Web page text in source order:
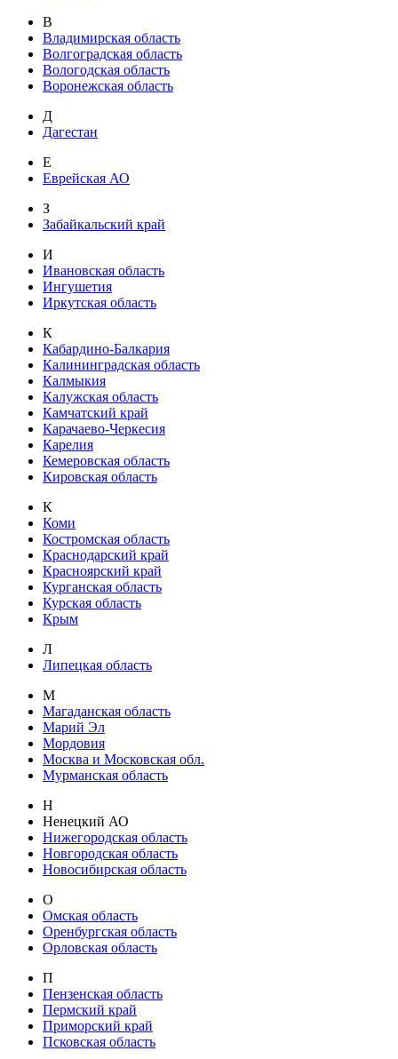
В
Владимирская область
Волгоградская область
Вологодская область
Воронежская область
Д
Дагестан
Е
Еврейская АО
З
Забайкальский край
И
Ивановская область
Ингушетия
Иркутская область
К
Кабардино-Балкария
Калининградская область
Калмыкия
Калужская область
Камчатский край
Карачаево-Черкесия
Карелия
Кемеровская область
Кировская область
К
Коми
Костромская область
Краснодарский край
Красноярский край
Курганская область
Курская область
Крым
Л
Липецкая область
М
Магаданская область
Марий Эл
Мордовия
Москва и Московская обл.
Мурманская область
Н
Ненецкий АО
Нижегородская область
Новгородская область
Новосибирская область
О
Омская область
Оренбургская область
Орловская область
П
Пензенская область
Пермский край
Приморский край
Псковская область